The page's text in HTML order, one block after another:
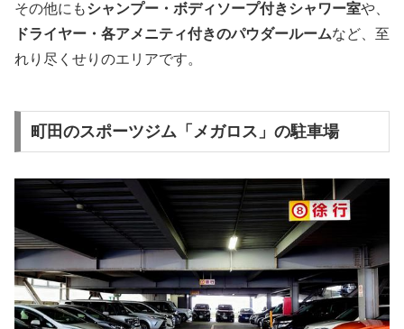
その他にもシャンプー・ボディソープ付きシャワー室や、
ドライヤー・各アメニティ付きのパウダールームなど、至
れり尽くせりのエリアです。
町田のスポーツジム「メガロス」の駐車場